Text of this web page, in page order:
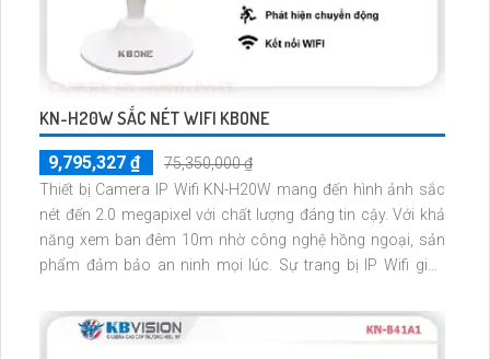
KN-H20W SẮC NÉT WIFI KBONE
9,795,327 ₫
75,350,000 ₫
Thiết bị Camera IP Wifi KN-H20W mang đến hình ảnh sắc
nét đến 2.0 megapixel với chất lượng đáng tin cậy. Với khả
năng xem ban đêm 10m nhờ công nghệ hồng ngoại, sản
phẩm đảm bảo an ninh mọi lúc. Sự trang bị IP Wifi giúp
hình ảnh